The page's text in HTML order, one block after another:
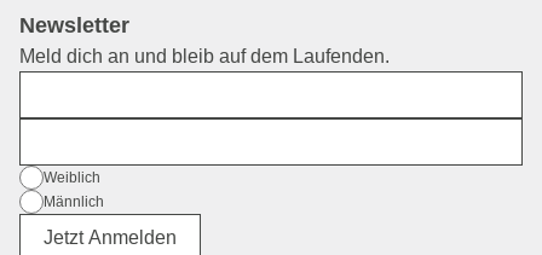
Newsletter
Meld dich an und bleib auf dem Laufenden.
Geschlecht
Weiblich
Männlich
Divers
Jetzt Anmelden